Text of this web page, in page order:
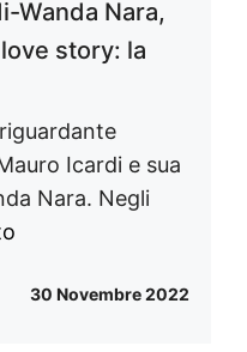
Wanda Nara,
story: la
Icardi e sua
Nara. Negli
30 Novembre 2022